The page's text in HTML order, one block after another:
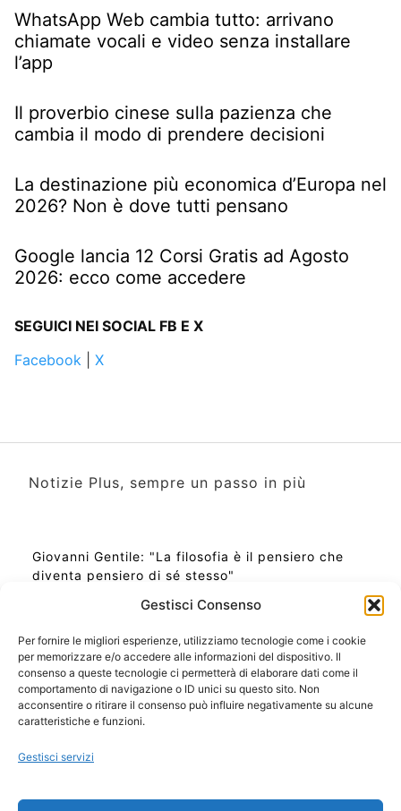
Gestisci Consenso
Per fornire le migliori esperienze, utilizziamo tecnologie come i cookie
per memorizzare e/o accedere alle informazioni del dispositivo. Il
consenso a queste tecnologie ci permetterà di elaborare dati come il
comportamento di navigazione o ID unici su questo sito. Non
acconsentire o ritirare il consenso può influire negativamente su alcune
caratteristiche e funzioni.
Gestisci servizi
WhatsApp Web cambia tutto: arrivano
chiamate vocali e video senza installare
l’app
Il proverbio cinese sulla pazienza che
cambia il modo di prendere decisioni
La destinazione più economica d’Europa nel
2026? Non è dove tutti pensano
Google lancia 12 Corsi Gratis ad Agosto
2026: ecco come accedere
SEGUICI NEI SOCIAL FB E X
Facebook
X
Notizie Plus, sempre un passo in più
Giovanni Gentile: "La filosofia è il pensiero che
diventa pensiero di sé stesso"
Ora Esatta in Italia in questo momento
Ti Senti Strano Ultimamente? Potrebbe Essere per
la Risonanza di Schumann
Come Sapere Se Stai Ascendendo alla Quinta